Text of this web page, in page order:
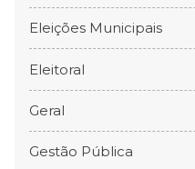
Eleições Municipais
Eleitoral
Geral
Gestão Pública